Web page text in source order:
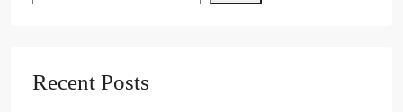
Recent Posts